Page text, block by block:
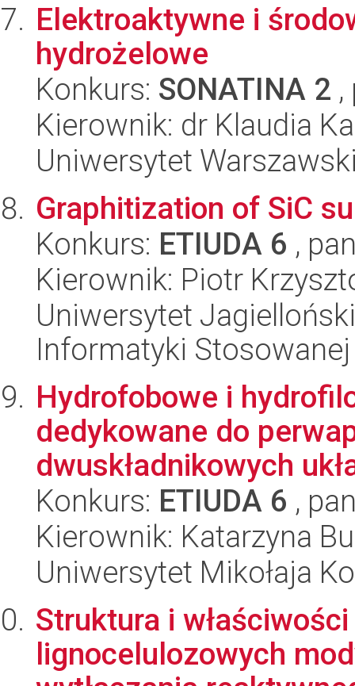
Elektroaktywne i
hydrożelowe
Konkurs: SONATINA 2
Kierownik: dr Klaudia
Uniwersytet
Graphitization of SiC
Konkurs: ETIUDA 6 ,
Kierownik: Piotr
Uniwersytet
Informatyki Stosowanej
Hydrofobowe i
dedykowane do
dwuskładnikowych
Konkurs: ETIUDA 6 ,
Kierownik: Katarzyna
Uniwersytet Mikołaja
Struktura i
lignocelulozowych